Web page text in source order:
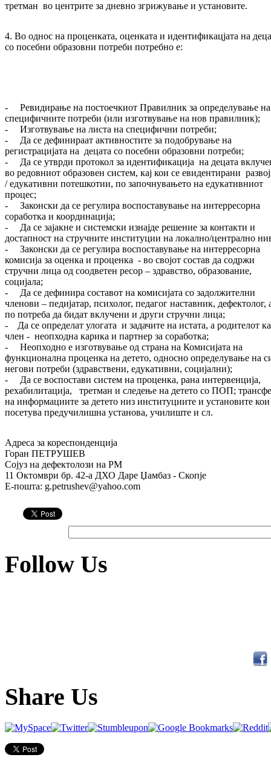
третман во центрите за дневно згрижување и установите.
4. Во однос на проценката, оценката и идентификацјата на
со посебни образовни потреби потребно е:
- Ревидирање на постоечкиот Правилник за определување на
специфичните потреби (или изготвување на нов правилник);
- Изготвување на листа на специфични потреби;
- Да се дефинираат активностите за подобрување на
регистрацијата на децата со посебни образовни потреби;
- Да се утврди протокол за идентификација на децата
во редовниот образовен систем, кај кои се евидентирани
/ едукативни потешкотии, по започнувањето на едукативниот
процес;
- Законски да се регулира воспоставување на интерресорна
соработка и координација;
- Да се зајакне и системски изнајде решение за контакти и
достапност на стручните институции на локално/централно
- Законски да се регулира воспоставување на интерресорна
комисија за оценка и проценка - во својот состав да содржи
стручни лица од соодветен ресор – здравство, образование,
социјала;
- Да се дефинира составот на комисијата со задолжителни
членови – педијатар, психолог, педагог наставник, дефектолог,
по потреба да бидат вклучени и други стручни лица;
- Да се определат улогата и задачите на истата, а родителот
член - неопходна карика и партнер за соработка;
- Неопходно е изготвување од страна на Комисијата на
функционална проценка на детето, односно определување на
негови потреби (здравствени, едукативни, социјални);
- Да се воспостави систем на проценка, рана интервенција,
рехабилитација, третман и следење на детето со ПОП;
на информациите за детето низ институциите и установите
посетува предучилишна установа, училиште и сл.
Адреса за кореспонденција
Горан ПЕТРУШЕВ
Сојуз на дефектолози на РМ
11 Октомври бр. 42-а ДХО Даре Џамбаз - Скопје
E-пошта: g.petrushev@yahoo.com
Follow Us
Share Us